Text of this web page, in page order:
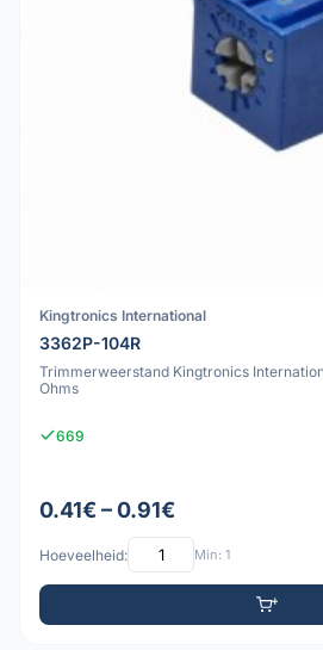
Kingtronics International
3362P-104R
Trimmerweerstand Kingtronics
Ohms
669
0.41€ – 0.91€
Hoeveelheid: Min: 1